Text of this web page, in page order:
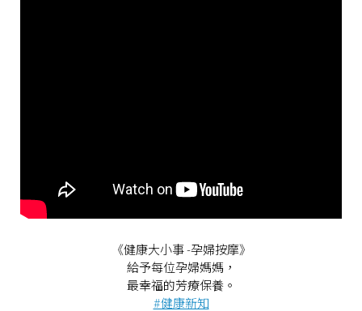
《健康大小事 -孕婦按摩》
給予每位孕婦媽媽，
最幸福的芳療保養。
#健康新知